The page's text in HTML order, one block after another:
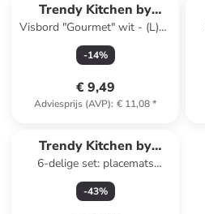
Trendy Kitchen by
EXCÉLSA
Visbord "Gourmet" wit - (L)36
cm
-14%
€ 9,49
Adviesprijs (AVP): € 11,08*
Trendy Kitchen by
EXCÉLSA
6-delige set: placemats
"Tropical" groen - (L)48 x
(B)38 cm
-43%